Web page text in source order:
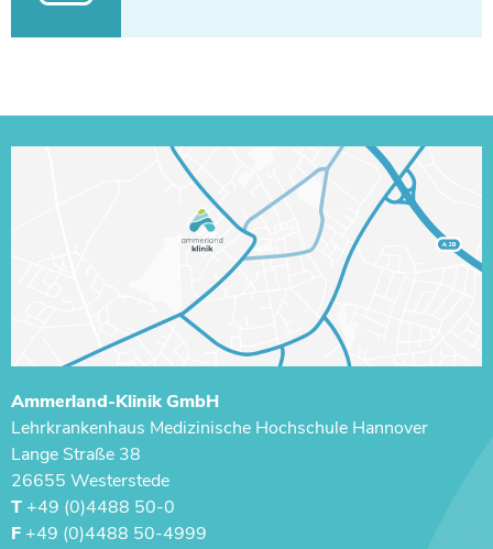
Ammerland-Klinik GmbH
Lehrkrankenhaus ­Medizinische Hochschule Hannover
Lange Straße 38
26655 Westerstede
T +49 (0)4488 50-0
F +49 (0)4488 50-4999